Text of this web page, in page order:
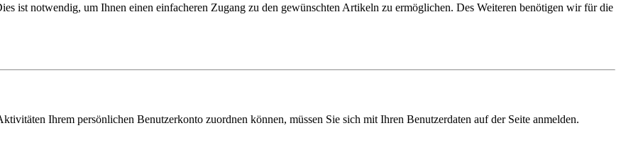
ist notwendig, um Ihnen einen einfacheren Zugang zu den gewünschten Artikeln zu ermöglichen. Des Weiteren benötigen wir für die
Ihrem persönlichen Benutzerkonto zuordnen können, müssen Sie sich mit Ihren Benutzerdaten auf der Seite anmelden.